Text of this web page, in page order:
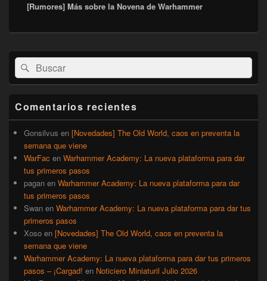
siguiente:
[Rumores] Más sobre la Novena de Warhammer
El
área
de
lateral
primaria
Buscar
por:
Buscar
Comentarios recientes
Gonsilvus en [Novedades] The Old World, caos en preventa la
semana que viene
WarFac en Warhammer Academy: La nueva plataforma para dar
tus primeros pasos
pagan en Warhammer Academy: La nueva plataforma para dar
tus primeros pasos
Swan en Warhammer Academy: La nueva plataforma para dar tus
primeros pasos
Xoso en [Novedades] The Old World, caos en preventa la
semana que viene
Warhammer Academy: La nueva plataforma para dar tus primeros
pasos – ¡Cargad! en Noticiero Miniaturil Julio 2026